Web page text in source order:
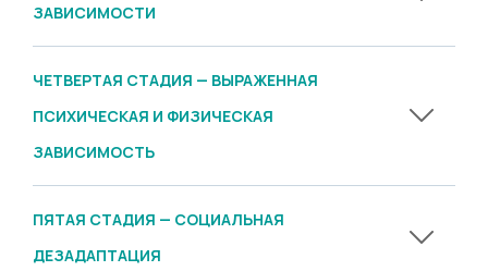
ЗАВИСИМОСТИ
ЧЕТВЕРТАЯ СТАДИЯ — ВЫРАЖЕННАЯ
ПСИХИЧЕСКАЯ И ФИЗИЧЕСКАЯ
ЗАВИСИМОСТЬ
ПЯТАЯ СТАДИЯ — СОЦИАЛЬНАЯ
ДЕЗАДАПТАЦИЯ